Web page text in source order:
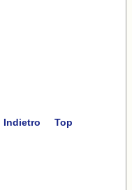
Indietro Top